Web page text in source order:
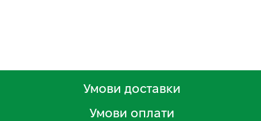
Умови доставки
Умови оплати